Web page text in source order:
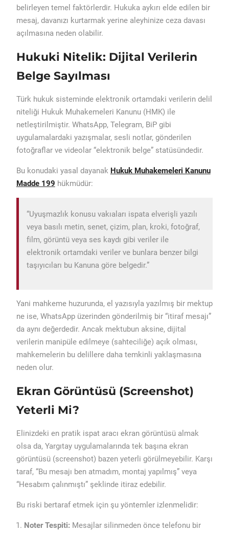
belirleyen temel faktörlerdir. Hukuka aykırı elde edilen bir
mesaj, davanızı kurtarmak yerine aleyhinize ceza davası
açılmasına neden olabilir.
Hukuki Nitelik: Dijital Verilerin
Belge Sayılması
Türk hukuk sisteminde elektronik ortamdaki verilerin delil
niteliği Hukuk Muhakemeleri Kanunu (HMK) ile
netleştirilmiştir. WhatsApp, Telegram, BiP gibi
uygulamalardaki yazışmalar, sesli notlar, gönderilen
fotoğraflar ve videolar “elektronik belge” statüsündedir.
Bu konudaki yasal dayanak Hukuk Muhakemeleri Kanunu
Madde 199 hükmüdür:
“Uyuşmazlık konusu vakıaları ispata elverişli yazılı
veya basılı metin, senet, çizim, plan, kroki, fotoğraf,
film, görüntü veya ses kaydı gibi veriler ile
elektronik ortamdaki veriler ve bunlara benzer bilgi
taşıyıcıları bu Kanuna göre belgedir.”
Yani mahkeme huzurunda, el yazısıyla yazılmış bir mektup
ne ise, WhatsApp üzerinden gönderilmiş bir “itiraf mesajı”
da aynı değerdedir. Ancak mektubun aksine, dijital
verilerin manipüle edilmeye (sahteciliğe) açık olması,
mahkemelerin bu delillere daha temkinli yaklaşmasına
neden olur.
Ekran Görüntüsü (Screenshot)
Yeterli Mi?
Elinizdeki en pratik ispat aracı ekran görüntüsü almak
olsa da, Yargıtay uygulamalarında tek başına ekran
görüntüsü (screenshot) bazen yeterli görülmeyebilir. Karşı
taraf, “Bu mesajı ben atmadım, montaj yapılmış” veya
“Hesabım çalınmıştı” şeklinde itiraz edebilir.
Bu riski bertaraf etmek için şu yöntemler izlenmelidir:
Noter Tespiti: Mesajlar silinmeden önce telefonu bir